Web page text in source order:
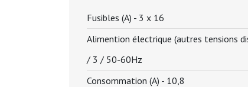
Fusibles (A) - 3 x 16
Alimention électrique (autres tensions
/ 3 / 50-60Hz
Consommation (A) - 10,8